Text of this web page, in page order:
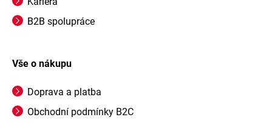
B2B spolupráce
Vše o nákupu
Doprava a platba
Obchodní podmínky B2C